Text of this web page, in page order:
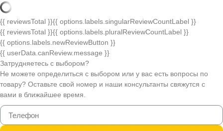
{{ reviewsTotal }}{{ options.labels.singularReviewCountLabel }}
{{ reviewsTotal }}{{ options.labels.pluralReviewCountLabel }}
{{ options.labels.newReviewButton }}
{{ userData.canReview.message }}
Затрудняетесь с выбором?
Не можете определиться с выбором или у вас есть вопросы по
товару? Оставьте свой номер и наши консультанты свяжутся с
вами в ближайшее время.